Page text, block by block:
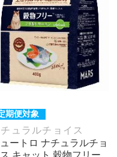
期便対象
ュラルチョイス
ートロ ナチュラルチョ
キャット 穀物フリー